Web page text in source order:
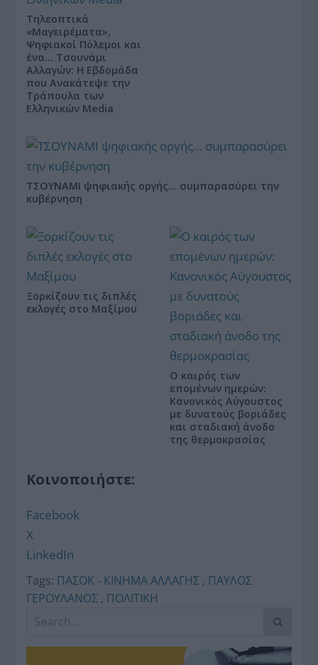
Τηλεοπτικά
«Μαγειρέματα»,
Ψηφιακοί Πόλεμοι και
ένα… Τσουνάμι
Αλλαγών: Η Εβδομάδα
που Ανακάτεψε την
Τράπουλα των
Ελληνικών Media
ΤΣΟΥΝΑΜΙ ψηφιακής οργής… συμπαρασύρει την
κυβέρνηση
Ξορκίζουν τις διπλές
εκλογές στο Μαξίμου
Ο καιρός των
επομένων ημερών:
Κανονικός Αύγουστος
με δυνατούς βοριάδες
και σταδιακή άνοδο
της θερμοκρασίας
Κοινοποιήστε:
Facebook
X
LinkedIn
Tags: ΠΑΣΟΚ - ΚΙΝΗΜΑ ΑΛΛΑΓΗΣ , ΠΑΥΛΟΣ
ΓΕΡΟΥΛΑΝΟΣ , ΠΟΛΙΤΙΚΗ